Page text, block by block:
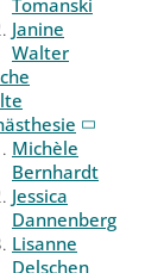
Janine
Walter
Michèle
Bernhardt
Jessica
Dannenberg
Lisanne
Delschen